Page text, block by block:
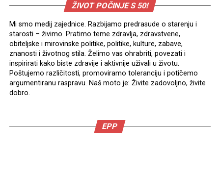
ŽIVOT POČINJE S 50!
Mi smo medij zajednice. Razbijamo predrasude o starenju i
starosti – živimo. Pratimo teme zdravlja, zdravstvene,
obiteljske i mirovinske politike, politike, kulture, zabave,
znanosti i životnog stila. Želimo vas ohrabriti, povezati i
inspirirati kako biste zdravije i aktivnije uživali u životu.
Poštujemo različitosti, promoviramo toleranciju i potičemo
argumentiranu raspravu. Naš moto je: Živite zadovoljno, živite
dobro.
EPP